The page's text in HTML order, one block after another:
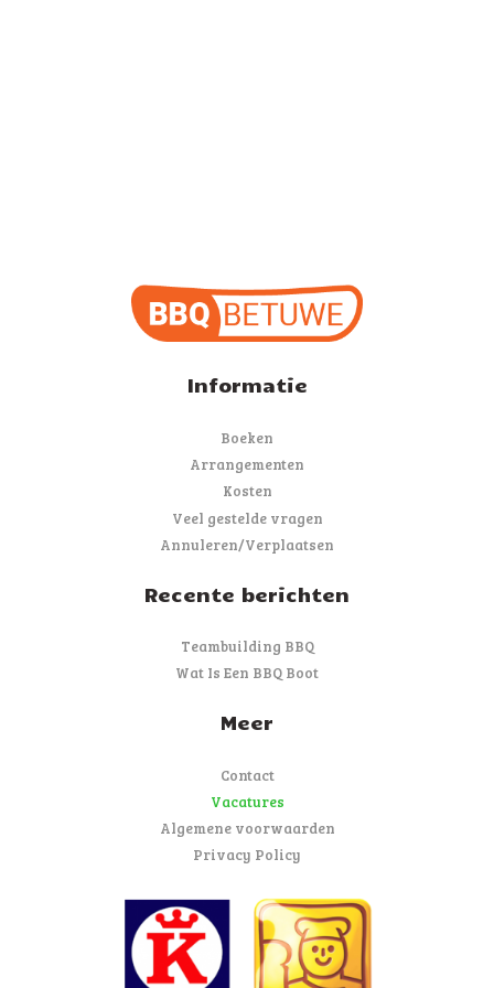
Informatie
Boeken
Arrangementen
Kosten
Veel gestelde vragen
Annuleren/Verplaatsen
Recente berichten
Teambuilding BBQ
Wat Is Een BBQ Boot
Meer
Contact
Vacatures
Algemene voorwaarden
Privacy Policy